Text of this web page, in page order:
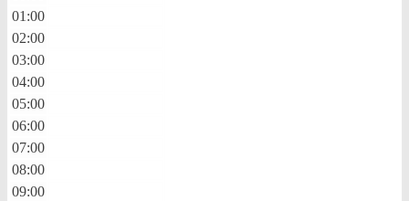
01:00
02:00
03:00
04:00
05:00
06:00
07:00
08:00
09:00